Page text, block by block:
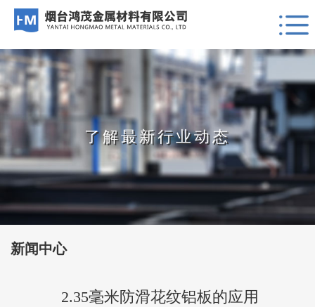
了解最新行业动态
新闻中心
2.35毫米防滑花纹铝板的应用